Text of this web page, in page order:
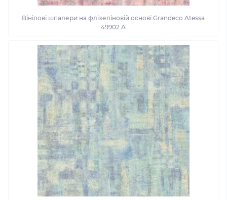
Вінілові шпалери на флізеліновій основі Grandeco Atessa
49902 A